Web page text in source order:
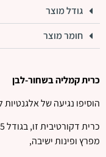
גודל מוצר
חומר מוצר
כרית קמליה בשחור-לבן
הוסיפו נגיעה של
מפרץ ופינות ישיבה,